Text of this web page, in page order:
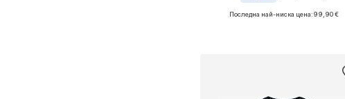
Налични размери: S, M, L, XL, XXL
Последна най-ниска цена:99,90 €